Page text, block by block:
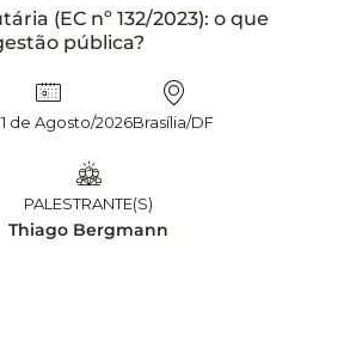
(EC nº 132/2023): o que
pública?
de Agosto/2026Brasília/DF
PALESTRANTE(S)
Thiago Bergmann